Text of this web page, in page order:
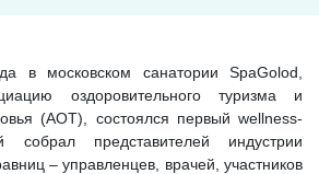
в московском санатории SpaGolod,
оздоровительного туризма и
(АОТ), состоялся первый wellness-
собрал представителей индустрии
– управленцев, врачей, участников